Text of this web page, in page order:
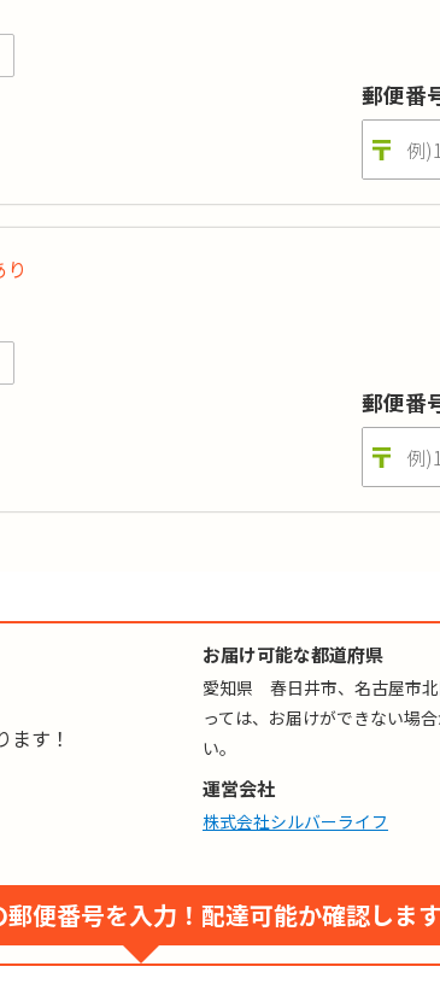
:-
（ごはんセットは780円 ※税込）。刻みやおかゆ、おかずの差替
算が必要な方向けのお弁当です。病院の栄養指導を
以下／リン:-
合（おかずのみは750円 ※税込）。たんぱく調整米でのご提供も可
郵便番
飲み込むことが困難な方に。美味しさや料理の香り
:-
（おかずのみは650円 ※税込）。おかゆの対応も無料で承ります
郵便番
す！
お届け可能な都道府県
愛知県 春日井市、名古屋市
っては、お届けができない場
い。
運営会社
株式会社シルバーライフ
便番号を入力！ 配達可能か確認しま